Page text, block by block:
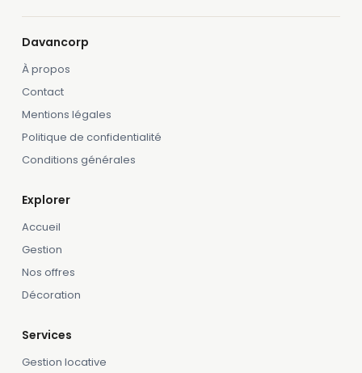
Davancorp
À propos
Contact
Mentions légales
Politique de confidentialité
Conditions générales
Explorer
Accueil
Gestion
Nos offres
Décoration
Services
Gestion locative